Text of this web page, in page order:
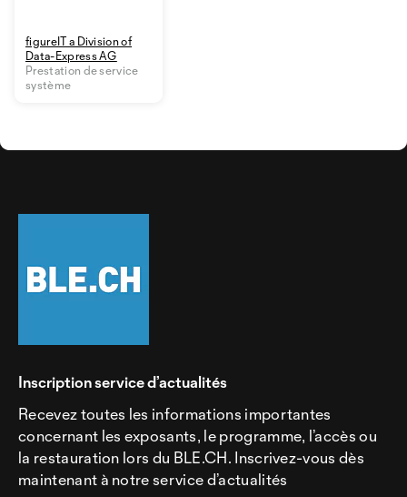
figureIT a Division of
Data-Express AG
Prestation de service
système
Inscription service d’actualités
Recevez toutes les informations importantes
concernant les exposants, le programme, l’accès ou
la restauration lors du BLE.CH. Inscrivez-vous dès
maintenant à notre service d’actualités